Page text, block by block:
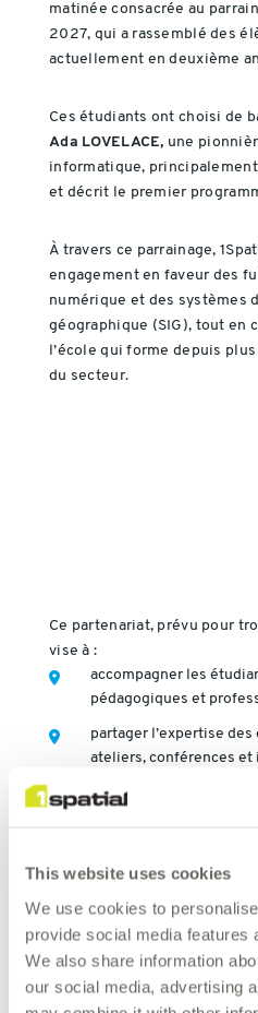
This website uses cookies
We use cookies to
provide social media features
We also share information
our social media, advertising
matinée consacrée au
2027, qui a rassemblé des
actuellement en deuxième
Ces étudiants ont choisi de
Ada LOVELACE, une
informatique,
et décrit le premier
À travers ce parrainage,
engagement en faveur des
numérique et des systèmes
géographique (SIG), tout en
l’école qui forme depuis
du secteur.
Ce partenariat, prévu pour
vise à :
accompagner les
pédagogiques et
partager l’expertise des
ateliers, conférences
contribuer aux actions
Au-delà de la transmission
parrainage illustre la
une formation d’excellence